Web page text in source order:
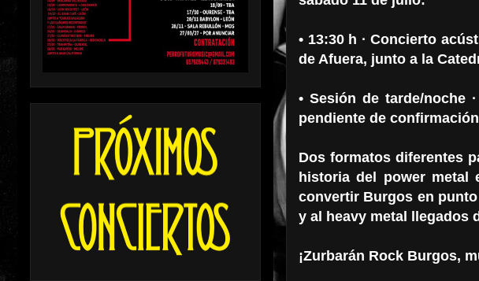
• 13:30 h · Concierto
de Afuera, junto a la
• Sesión de tarde/noche
pendiente de
Dos formatos diferentes
historia del power metal
convertir Burgos en
y al heavy metal llegados
¡Zurbarán Rock Burgos,